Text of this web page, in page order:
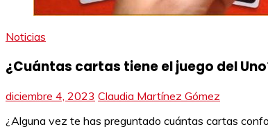
Noticias
¿Cuántas cartas tiene el juego del
diciembre 4, 2023 Claudia Martínez Gómez
¿Alguna vez te has preguntado cuántas cartas